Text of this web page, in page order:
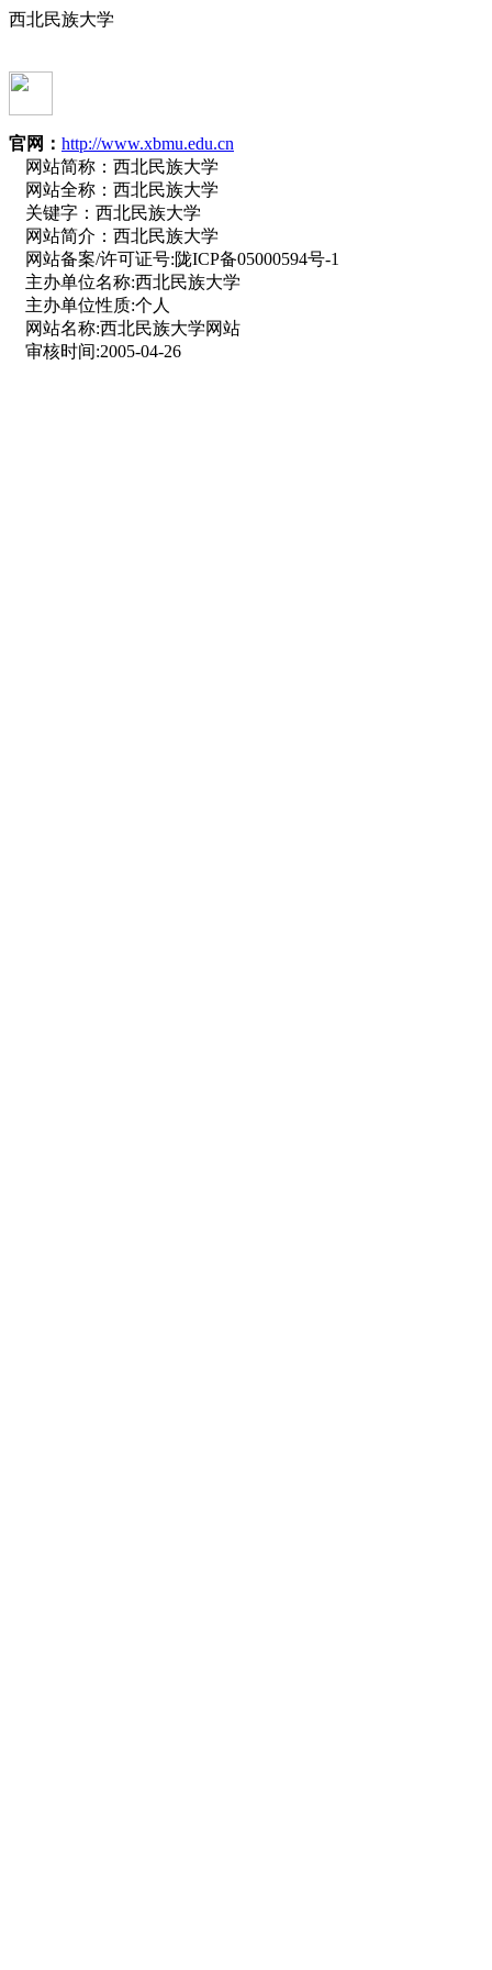
西北民族大学
官网： http://www.xbmu.edu.cn
网站简称： 西北民族大学
网站全称： 西北民族大学
关键字： 西北民族大学
网站简介： 西北民族大学
网站备案/许可证号:陇ICP备05000594号-1
主办单位名称:西北民族大学
主办单位性质:个人
网站名称:西北民族大学网站
审核时间:2005-04-26